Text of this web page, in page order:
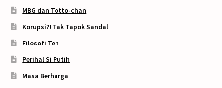
MBG dan Totto-chan
Korupsi?! Tak Tapok Sandal
Filosofi Teh
Perihal Si Putih
Masa Berharga